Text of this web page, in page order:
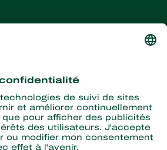
informations
S’abonner ici